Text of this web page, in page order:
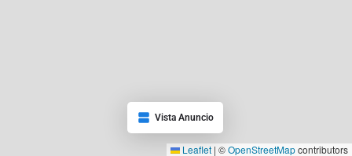
Leaflet | ©OpenStreetMapcontributors
Vista Anuncio